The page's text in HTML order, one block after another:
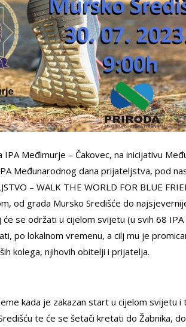
IPA Međimurje – Čakovec, na inicijativu
Međunarodnog dana prijateljstva, pod
– WALK THE WORLD FOR BLUE
od grada Mursko Središće do
će se održati u cijelom svijetu (u svih 68
po lokalnom vremenu, a cilj mu je
kolega, njihovih obitelji i prijatelja.
kada je zakazan start u cijelom svijetu
te će se šetači kretati do Žabnika,